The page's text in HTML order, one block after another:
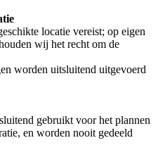
locatie vereist; op eigen
wij het recht om de
worden uitsluitend uitgevoerd
gebruikt voor het plannen
en worden nooit gedeeld